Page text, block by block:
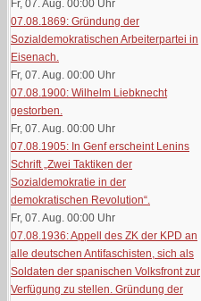
Fr, 07. Aug. 00:00 Uhr
07.08.1869: Gründung der
Sozialdemokratischen Arbeiterpartei in
Eisenach.
Fr, 07. Aug. 00:00 Uhr
07.08.1900: Wilhelm Liebknecht
gestorben.
Fr, 07. Aug. 00:00 Uhr
07.08.1905: In Genf erscheint Lenins
Schrift „Zwei Taktiken der
Sozialdemokratie in der
demokratischen Revolution“.
Fr, 07. Aug. 00:00 Uhr
07.08.1936: Appell des ZK der KPD an
alle deutschen Antifaschisten, sich als
Soldaten der spanischen Volksfront zur
Verfügung zu stellen. Gründung der